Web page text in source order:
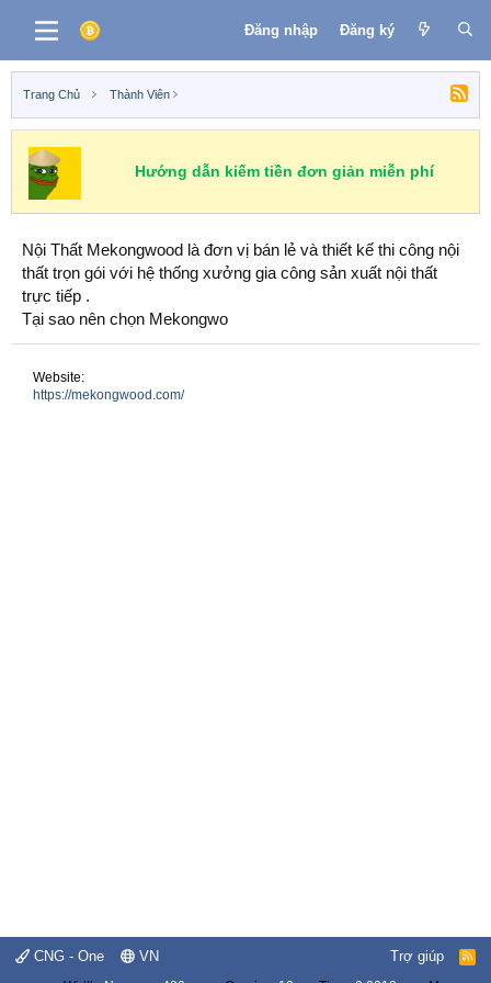
Đăng nhập Đăng ký
Trang Chủ Thành Viên
Hướng dẫn kiếm tiền đơn giản miễn phí
Nội Thất Mekongwood là đơn vị bán lẻ và thiết kế thi công nội
thất trọn gói với hệ thống xưởng gia công sản xuất nội thất
trực tiếp .
Tại sao nên chọn Mekongwo
Website
https://mekongwood.com/
CNG - One VN Trợ giúp
R